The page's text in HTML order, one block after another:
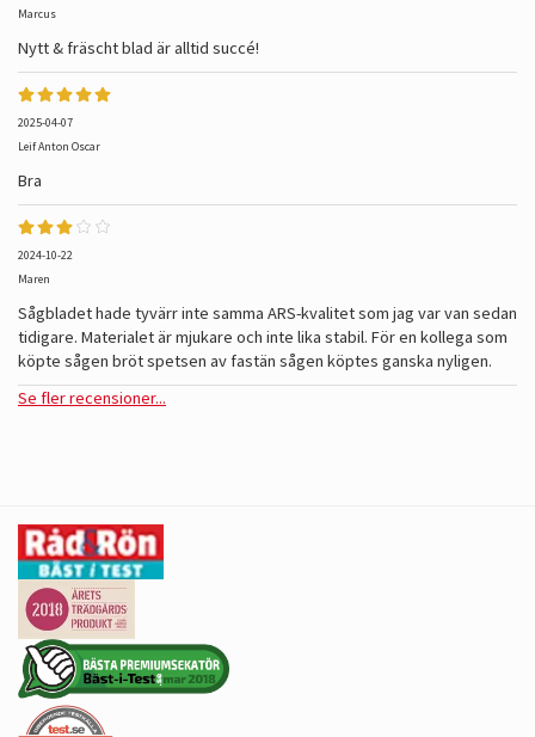
Marcus
Nytt & fräscht blad är alltid succé!
2025-04-07
Leif Anton Oscar
Bra
2024-10-22
Maren
Sågbladet hade tyvärr inte samma ARS-kvalitet som jag var van sedan
tidigare. Materialet är mjukare och inte lika stabil. För en kollega som
köpte sågen bröt spetsen av fastän sågen köptes ganska nyligen.
Se fler recensioner...